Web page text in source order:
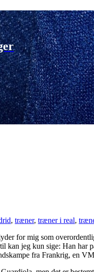
, træner, træner i real,
for mig som
kan jeg kun sige: Han
fra Frankrig, en